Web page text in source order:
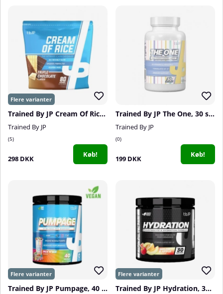
Trained By JP Cream Of Rice, 2 kg
Trained By JP
5
298 DKK Køb!
Trained By JP The One, 30 serv.
Trained By JP
0
199 DKK Køb!
Trained By JP Pumpage, 40 serv. Trained By JP Hydration, 30 serv.